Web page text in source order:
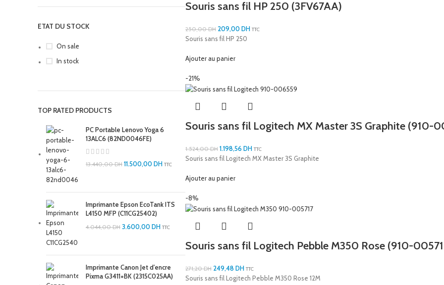
ETAT DU STOCK
On sale
In stock
TOP RATED PRODUCTS
PC Portable Lenovo Yoga 6
13ALC6 (82ND0046FE)
13.440,00DH 11.500,00DH TTC
Imprimante Epson EcoTank ITS
L4150 MFP (C11CG25402)
4.044,00DH 3.600,00DH TTC
Imprimante Canon Jet d'encre
Pixma G3411+BK (2315C025AA)
Souris sans fil HP 250 (3FV67AA)
250,00DH 209,00DH TTC
Souris sans fil HP 250
Ajouter au panier
-21%
Souris sans fil Logitech MX Master 3S Graphite (910-
1.524,00DH 1.198,56 DH TTC
Souris sans fil Logitech MX Master 3S Graphite
Ajouter au panier
-8%
Souris sans fil Logitech Pebble M350 Rose (910-
271,20DH 249,48 DH TTC
Souris sans fil Logitech Pebble M350 Rose 12M